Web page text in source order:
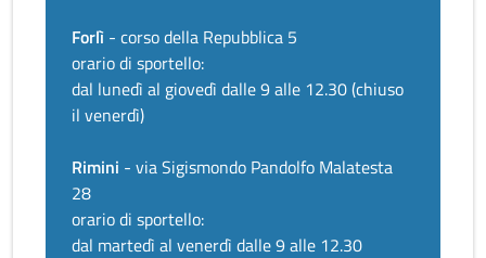
Forlì - corso della Repubblica 5
orario di sportello:
dal lunedì al giovedì dalle 9 alle 12.30 (chiuso
il venerdì)
Rimini - via Sigismondo Pandolfo Malatesta
28
orario di sportello:
dal martedì al venerdì dalle 9 alle 12.30